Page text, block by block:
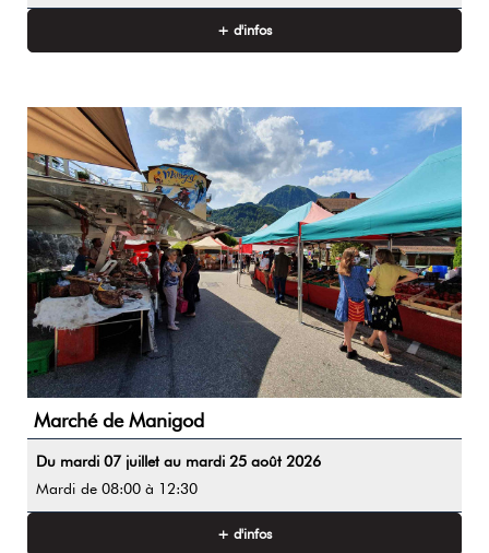
+ d'infos
Marché de Manigod
Du mardi 07 juillet au mardi 25 août 2026
Mardi de 08:00 à 12:30
+ d'infos